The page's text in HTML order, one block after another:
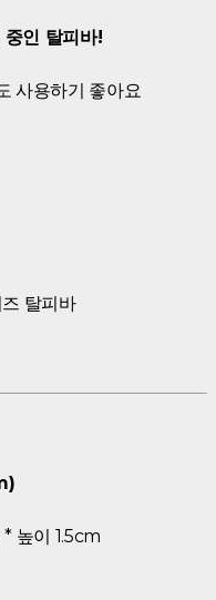
중인 탈피바!
사용하기 좋아요
탈피바
높이 1.5cm